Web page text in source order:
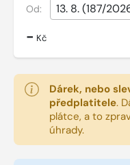
Od:
- Kč
Dárek, nebo
předplatitele.
plátce, a to
úhrady.